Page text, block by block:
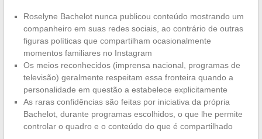
Roselyne Bachelot nunca publicou conteúdo mostrando um
companheiro em suas redes sociais, ao contrário de outras
figuras políticas que compartilham ocasionalmente
momentos familiares no Instagram
Os meios reconhecidos (imprensa nacional, programas de
televisão) geralmente respeitam essa fronteira quando a
personalidade em questão a estabelece explicitamente
As raras confidências são feitas por iniciativa da própria
Bachelot, durante programas escolhidos, o que lhe permite
controlar o quadro e o conteúdo do que é compartilhado